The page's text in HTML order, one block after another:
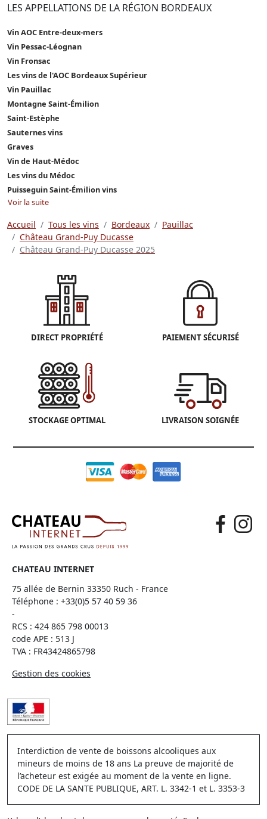
LES APPELLATIONS DE LA RÉGION BORDEAUX
Vin AOC Entre-deux-mers
Vin Pessac-Léognan
Vin Fronsac
Les vins de l'AOC Bordeaux Supérieur
Vin Pauillac
Montagne Saint-Émilion
Saint-Estèphe
Sauternes vins
Graves
Vin de Haut-Médoc
Les vins du Médoc
Puisseguin Saint-Émilion vins
Voir la suite
Accueil Tous les vins Bordeaux
Pauillac
Château Grand-Puy Ducasse
Château Grand-Puy Ducasse 2025
DIRECT PROPRIÉTÉ PAIEMENT SÉCURISÉ
STOCKAGE OPTIMAL LIVRAISON SOIGNÉE
CHATEAU INTERNET
75 allée de Bernin 33350 Ruch - France
Téléphone : +33(0)5 57 40 59 36
-
RCS : 424 865 798 00013
code APE : 513 J
TVA : FR43424865798
Gestion des cookies
Interdiction de vente de boissons alcooliques aux
mineurs de moins de 18 ans La preuve de majorité de
l’acheteur est exigée au moment de la vente en ligne.
CODE DE LA SANTE PUBLIQUE, ART. L. 3342-1 et L. 3353-3